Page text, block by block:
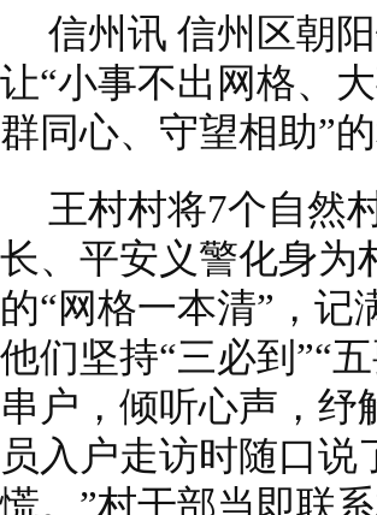
信州讯 信州区朝
让“小事不出网格、
群同心、守望相助”
王村村将7个自然
长、平安义警化身为
的“网格一本清”，
他们坚持“三必到”“
串户，倾听心声，纾
员入户走访时随口
慌。”村干部当即联